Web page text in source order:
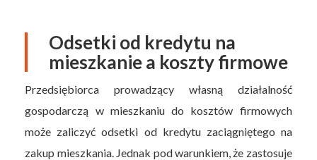
Odsetki od kredytu na
mieszkanie a koszty firmowe
Przedsiębiorca prowadzący własną działalność
gospodarczą w mieszkaniu do kosztów firmowych
może zaliczyć odsetki od kredytu zaciągniętego na
zakup mieszkania. Jednak pod warunkiem, że zastosuje